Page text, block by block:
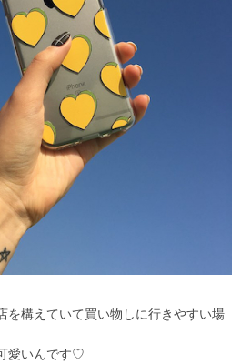
を構えていて買い物しに行きやすい場
愛いんです♡